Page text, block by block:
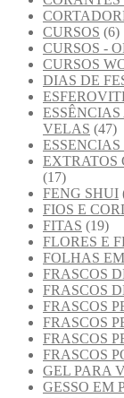
CURSOS (6)
CURSOS -
CURSOS
DIAS DE
VELAS (47)
EXTRATOS
(17)
FENG SHUI
FIOS E
FITAS (19)
FLORES E
FOLHAS
FRASCOS
FRASCOS
FRASCOS
FRASCOS
FRASCOS
FRASCOS
GEL PARA
GESSO EM